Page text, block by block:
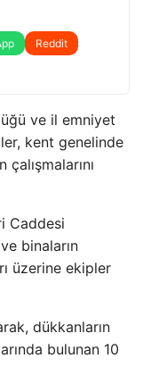
Reddit
ve il emniyet
kent genelinde
Caddesi
binaların
üzerine ekipler
dükkanların
bulunan 10